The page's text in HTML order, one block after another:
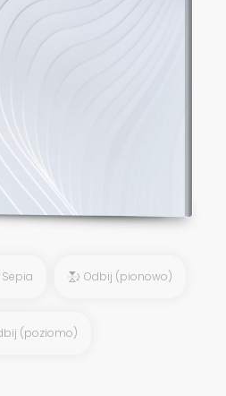
Sepia Odbij (pionowo)
(poziomo)